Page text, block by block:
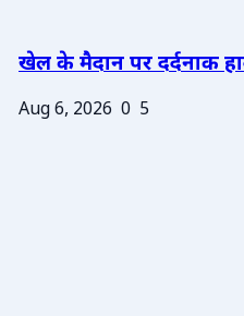
खेल के मैदान पर दर्दनाक
Aug 6, 2026 0 5